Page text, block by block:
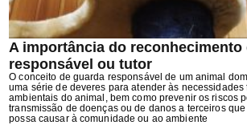
A importância do
responsável ou tutor
O conceito de guarda responsável de um animal
uma série de deveres para atender às
ambientais do animal, bem como prevenir os riscos
transmissão de doenças ou de danos a terceiros
possa causar à comunidade ou ao ambiente